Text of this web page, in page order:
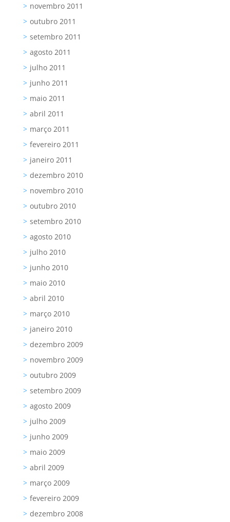
novembro 2011
outubro 2011
setembro 2011
agosto 2011
julho 2011
junho 2011
maio 2011
abril 2011
março 2011
fevereiro 2011
janeiro 2011
dezembro 2010
novembro 2010
outubro 2010
setembro 2010
agosto 2010
julho 2010
junho 2010
maio 2010
abril 2010
março 2010
janeiro 2010
dezembro 2009
novembro 2009
outubro 2009
setembro 2009
agosto 2009
julho 2009
junho 2009
maio 2009
abril 2009
março 2009
fevereiro 2009
dezembro 2008